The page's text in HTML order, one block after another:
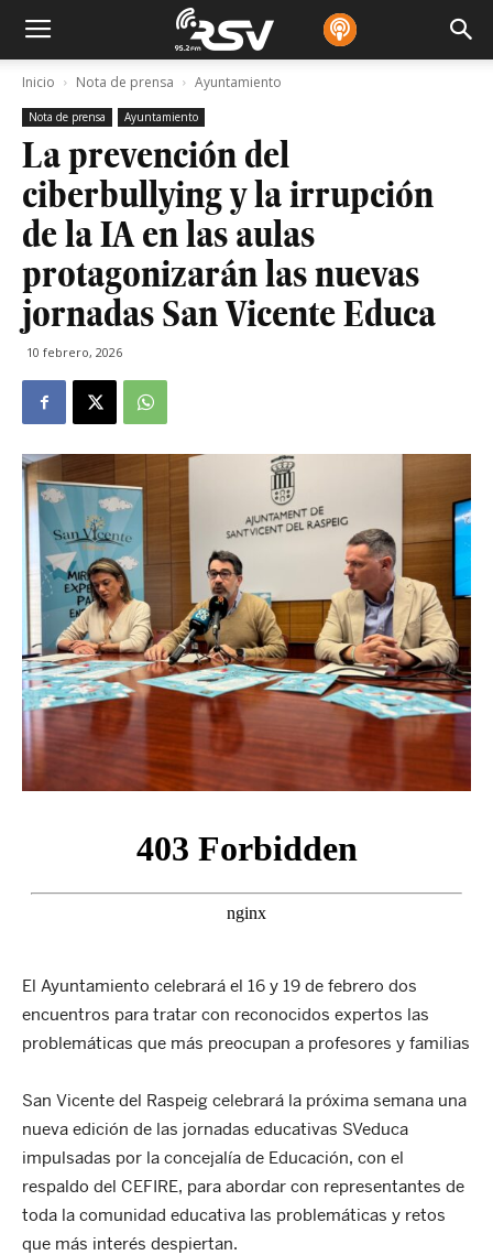
Inicio Nota de prensa Ayuntamiento
Nota de prensa Ayuntamiento
La prevención del
ciberbullying y la irrupción
de la IA en las aulas
protagonizarán las nuevas
jornadas San Vicente Educa
10 febrero, 2026
El Ayuntamiento celebrará el 16 y 19 de febrero dos
encuentros para tratar con reconocidos expertos las
problemáticas que más preocupan a profesores y familias
San Vicente del Raspeig celebrará la próxima semana una
nueva edición de las jornadas educativas SVeduca
impulsadas por la concejalía de Educación, con el
respaldo del CEFIRE, para abordar con representantes de
toda la comunidad educativa las problemáticas y retos
que más interés despiertan.